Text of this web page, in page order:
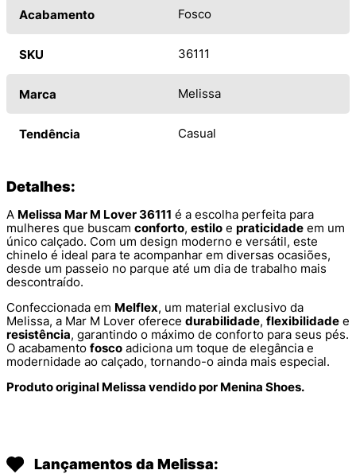
Acabamento Fosco
SKU 36111
Marca Melissa
Tendência Casual
Detalhes:
A Melissa Mar M Lover 36111 é a escolha perfeita para
mulheres que buscam conforto, estilo e praticidade em um
único calçado. Com um design moderno e versátil, este
chinelo é ideal para te acompanhar em diversas ocasiões,
desde um passeio no parque até um dia de trabalho mais
descontraído.
Confeccionada em Melflex, um material exclusivo da
Melissa, a Mar M Lover oferece durabilidade, flexibilidade e
resistência, garantindo o máximo de conforto para seus pés.
O acabamento fosco adiciona um toque de elegância e
modernidade ao calçado, tornando-o ainda mais especial.
Produto original Melissa vendido por Menina Shoes.
Lançamentos da Melissa: